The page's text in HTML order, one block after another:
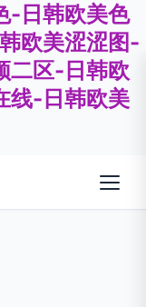
-日韩欧美色
欧美涩涩图-
二区-日韩欧
线-日韩欧美